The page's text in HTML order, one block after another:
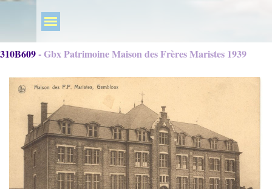
310B609 - Gbx Patrimoine Maison des Frères Maristes 1939